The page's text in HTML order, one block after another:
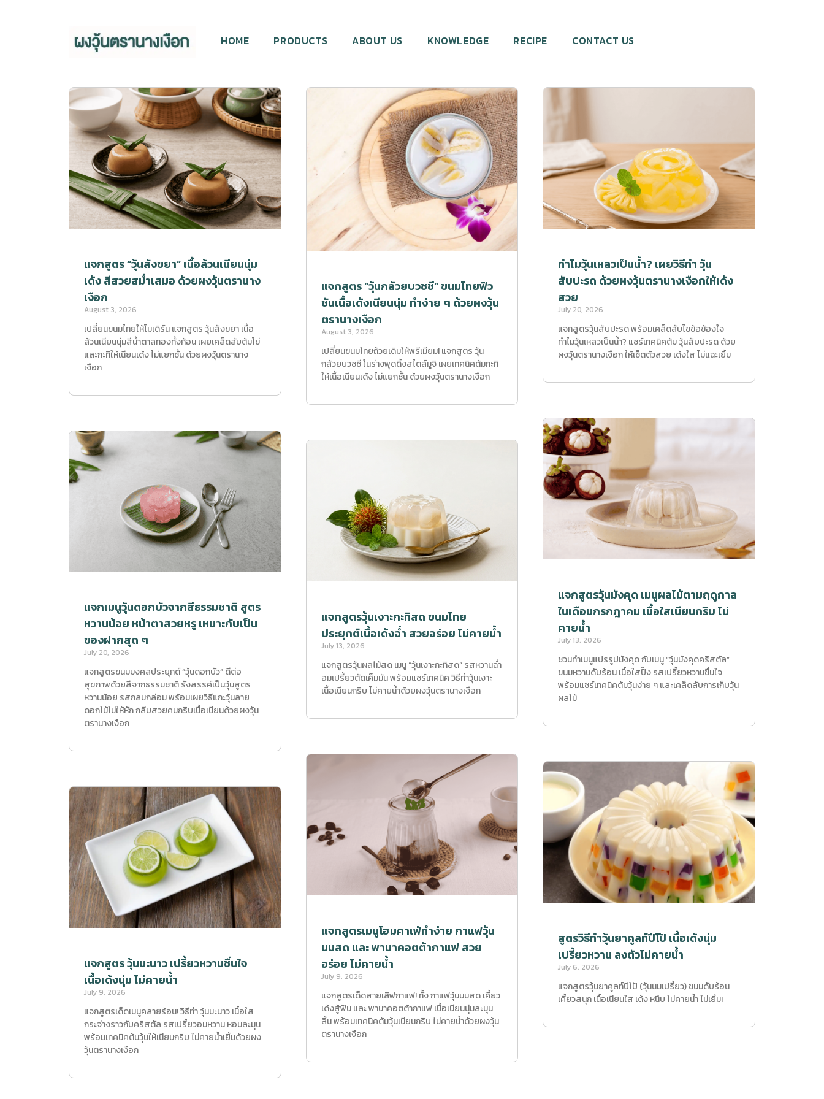
HOME PRODUCTS ABOUT US KNOWLEDGE RECIPE CONTACT US
แจกสูตร “วุ้นสังขยา” เนื้อล้วนเนียนนุ่ม
เด้ง สีสวยสม่ำเสมอ ด้วยผงวุ้นตรานาง
เงือก
August 3, 2026
เปลี่ยนขนมไทยให้โมเดิร์น แจกสูตร วุ้นสังขยา เนื้อ
ล้วนเนียนนุ่มสีน้ำตาลทองทั้งก้อน เผยเคล็ดลับต้มไข่
และกะทิให้เนียนเด้ง ไม่แยกชั้น ด้วยผงวุ้นตรานาง
เงือก
แจกสูตร “วุ้นกล้วยบวชชี” ขนมไทยฟิว
ชันเนื้อเด้งเนียนนุ่ม ทำง่าย ๆ ด้วยผงวุ้น
ตรานางเงือก
August 3, 2026
เปลี่ยนขนมไทยถ้วยเดิมให้พรีเมียม! แจกสูตร วุ้น
กล้วยบวชชี ในร่างพุดดิ้งสไตล์มูจิ เผยเทคนิคต้มกะทิ
ให้เนื้อเนียนเด้ง ไม่แยกชั้น ด้วยผงวุ้นตรานางเงือก
ทำไมวุ้นเหลวเป็นน้ำ? เผยวิธีทำ วุ้น
สับปะรด ด้วยผงวุ้นตรานางเงือกให้เด้ง
สวย
July 20, 2026
แจกสูตรวุ้นสับปะรด พร้อมเคล็ดลับไขข้อข้องใจ
ทำไมวุ้นเหลวเป็นน้ำ? แชร์เทคนิคต้ม วุ้นสับปะรด ด้วย
ผงวุ้นตรานางเงือก ให้เซ็ตตัวสวย เด้งใส ไม่แฉะเยิ้ม
แจกเมนูวุ้นดอกบัวจากสีธรรมชาติ สูตร
หวานน้อย หน้าตาสวยหรู เหมาะกับเป็น
ของฝากสุด ๆ
July 20, 2026
แจกสูตรขนมมงคลประยุกต์ “วุ้นดอกบัว” ดีต่อ
สุขภาพด้วยสีจากธรรมชาติ รังสรรค์เป็นวุ้นสูตร
หวานน้อย รสกลมกล่อม พร้อมเผยวิธีแกะวุ้นลาย
ดอกไม้ไม่ให้หัก กลีบสวยคมกริบเนื้อเนียนด้วยผงวุ้น
ตรานางเงือก
แจกสูตรวุ้นเงาะกะทิสด ขนมไทย
ประยุกต์เนื้อเด้งฉ่ำ สวยอร่อย ไม่คายน้ำ
July 13, 2026
แจกสูตรวุ้นผลไม้สด เมนู “วุ้นเงาะกะทิสด” รสหวานฉ่ำ
อมเปรี้ยวตัดเค็มมัน พร้อมแชร์เทคนิค วิธีทำวุ้นเงาะ
เนื้อเนียนกริบ ไม่คายน้ำด้วยผงวุ้นตรานางเงือก
แจกสูตรวุ้นมังคุด เมนูผลไม้ตามฤดูกาล
ในเดือนกรกฎาคม เนื้อใสเนียนกริบ ไม่
คายน้ำ
July 13, 2026
ชวนทำเมนูแปรรูปมังคุด กับเมนู “วุ้นมังคุดคริสตัล”
ขนมหวานดับร้อน เนื้อใสปิ๊ง รสเปรี้ยวหวานชื่นใจ
พร้อมแชร์เทคนิคต้มวุ้นง่าย ๆ และเคล็ดลับการเก็บวุ้น
ผลไม้
แจกสูตร วุ้นมะนาว เปรี้ยวหวานชื่นใจ
เนื้อเด้งนุ่ม ไม่คายน้ำ
July 9, 2026
แจกสูตรเด็ดเมนูคลายร้อน! วิธีทำ วุ้นมะนาว เนื้อใส
กระจ่างราวกับคริสตัล รสเปรี้ยวอมหวาน หอมละมุน
พร้อมเทคนิคต้มวุ้นให้เนียนกริบ ไม่คายน้ำเยิ้มด้วยผง
วุ้นตรานางเงือก
แจกสูตรเมนูโฮมคาเฟ่ทำง่าย กาแฟวุ้น
นมสด และ พานาคอตต้ากาแฟ สวย
อร่อย ไม่คายน้ำ
July 9, 2026
แจกสูตรเด็ดสายเลิฟกาแฟ! ทั้ง กาแฟวุ้นนมสด เคี้ยว
เด้งสู้ฟัน และ พานาคอตต้ากาแฟ เนื้อเนียนนุ่มละมุน
ลิ้น พร้อมเทคนิคต้มวุ้นเนียนกริบ ไม่คายน้ำด้วยผงวุ้น
ตรานางเงือก
สูตรวิธีทำวุ้นยาคูลท์ปีโป้ เนื้อเด้งนุ่ม
เปรี้ยวหวาน ลงตัวไม่คายน้ำ
July 6, 2026
แจกสูตรวุ้นยาคูลท์ปีโป้ (วุ้นนมเปรี้ยว) ขนมดับร้อน
เคี้ยวสนุก เนื้อเนียนใส เด้ง หนึบ ไม่คายน้ำ ไม่เยิ้ม!